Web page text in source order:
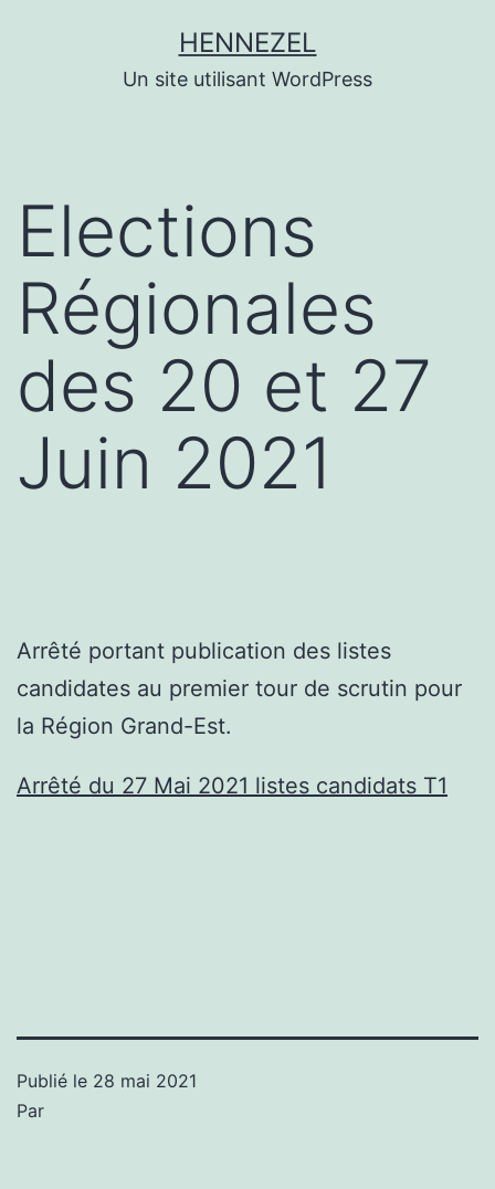
HENNEZEL
Un site utilisant WordPress
Elections
Régionales
des 20 et 27
Juin 2021
Arrêté portant publication des listes
candidates au premier tour de scrutin pour
la Région Grand-Est.
Arrêté du 27 Mai 2021 listes candidats T1
Publié le 28 mai 2021
Par